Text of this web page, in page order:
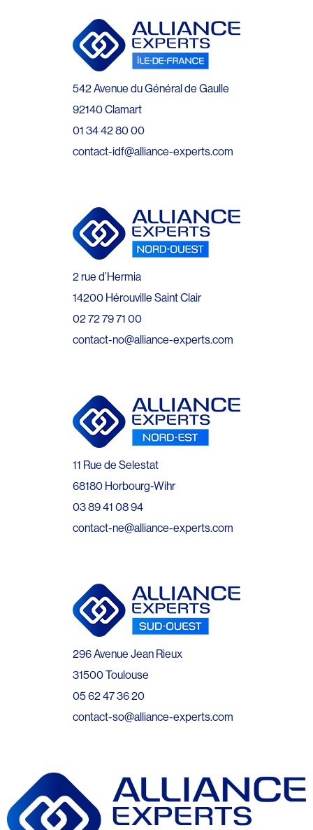
542 Avenue du Général de Gaulle
92140 Clamart
01 34 42 80 00
contact-idf@alliance-experts.com
2 rue d’Hermia
14200 Hérouville Saint Clair
02 72 79 71 00
contact-no@alliance-experts.com
11 Rue de Selestat
68180 Horbourg-Wihr
03 89 41 08 94
contact-ne@alliance-experts.com
296 Avenue Jean Rieux
31500 Toulouse
05 62 47 36 20
contact-so@alliance-experts.com